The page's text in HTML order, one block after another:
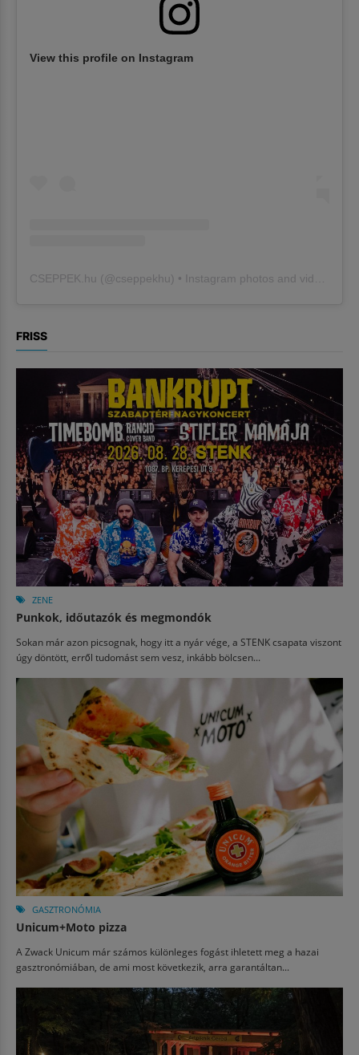
View this profile on Instagram
CSEPPEK.hu (@cseppekhu ) • Instagram photos and videos
FRISS
ZENE
Punkok, időutazók és megmondók
Sokan már azon picsognak, hogy itt a nyár vége, a STENK csapata viszont
úgy döntött, erről tudomást sem vesz, inkább bölcsen...
GASZTRONÓMIA
Unicum+Moto pizza
A Zwack Unicum már számos különleges fogást ihletett meg a hazai
gasztronómiában, de ami most következik, arra garantáltan...